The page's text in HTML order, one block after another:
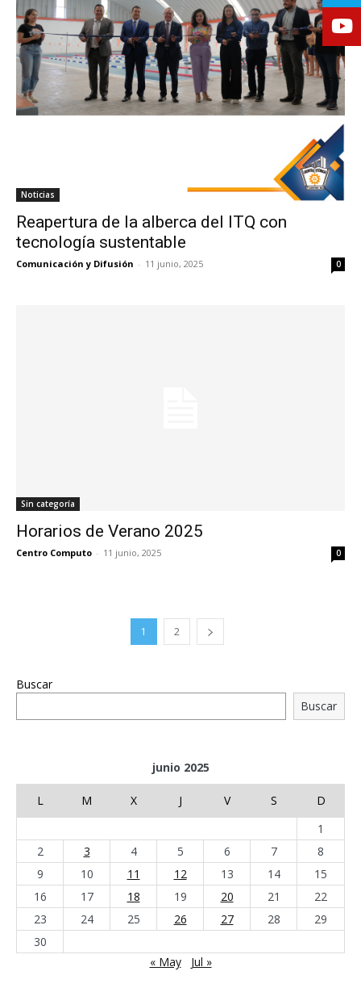
Noticias
Reapertura de la alberca del ITQ con
tecnología sustentable
Comunicación y Difusión - 11 junio, 2025 0
Sin categoría
Horarios de Verano 2025
Centro Computo - 11 junio, 2025 0
1 2
Buscar
Buscar
junio 2025
L M X J V S
D
1
2
3 4 5 6 7
8
9
10 11 12 13 14
15
16
17 18 19 20 21
22
23
24 25 26 27 28
29
30
« May
Jul »